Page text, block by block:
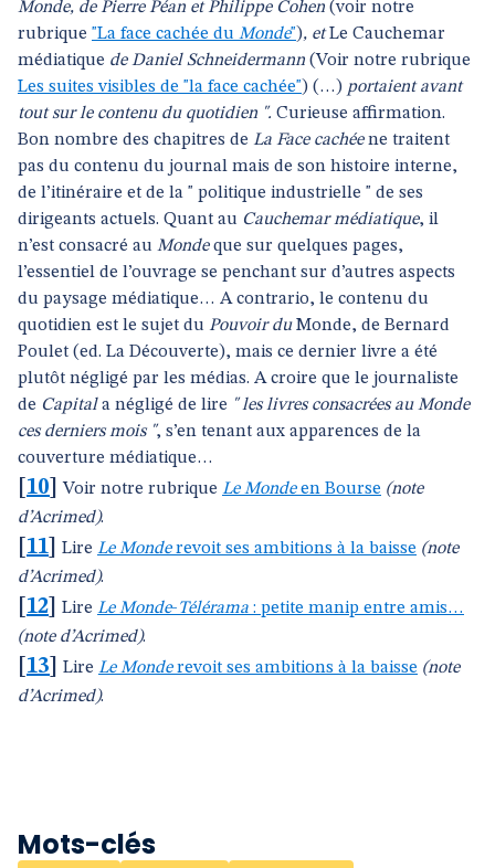
Monde, de Pierre Péan et Philippe Cohen (voir notre
rubrique "La face cachée du Monde"), etLe Cauchemar
médiatique de Daniel Schneidermann (Voir notre rubrique
Les suites visibles de "la face cachée") (…) portaient avant
tout sur le contenu du quotidien ". Curieuse affirmation.
Bon nombre des chapitres de La Face cachéene traitent
pas du contenu du journal mais de son histoire interne,
de l’itinéraire et de la " politique industrielle " de ses
dirigeants actuels. Quant au Cauchemar médiatique, il
n’est consacré au Mondeque sur quelques pages,
l’essentiel de l’ouvrage se penchant sur d’autres aspects
du paysage médiatique… A contrario, le contenu du
quotidien est le sujet du Pouvoir duMonde, de Bernard
Poulet (ed. La Découverte), mais ce dernier livre a été
plutôt négligé par les médias. A croire que le journaliste
de Capitala négligé de lire " les livres consacrées auMonde
ces derniers mois ", s’en tenant aux apparences de la
couverture médiatique…
10 ]Voir notre rubrique Le Mondeen Bourse (note
d’Acrimed).
11 Lire Le Monderevoit ses ambitions à la baisse (note
d’Acrimed).
12 Lire Le Monde-Télérama : petite manip entre amis…
(note d’Acrimed).
13 Lire Le Monderevoit ses ambitions à la baisse (note
d’Acrimed).
Mots-clés